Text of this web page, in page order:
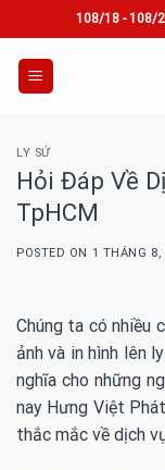
to
content
108/18 - 108/
LY SỨ
Hỏi Đáp Về
TpHCM
POSTED ON 1 THÁNG 8,
Chúng ta có nhiều
ảnh và in hình lên
nghĩa cho những
nay Hưng Việt
thắc mắc về dịch